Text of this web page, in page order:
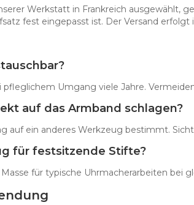
Werkstatt in Frankreich ausgewählt,
fest eingepasst ist. Der Versand
Umgang viele Jahre.
auf das Armband schlagen?
auf ein anderes Werkzeug bestimmt.
für festsitzende Stifte?
für typische Uhrmacherarbeiten bei